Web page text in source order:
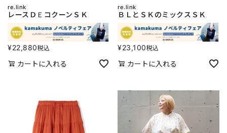
re.link
レースＤＥコクーンＳＫ
¥22,880税込
カートに入れる
re.link
ＢＬとＳＫのミックスＳＫ
¥23,100税込
カートに入れる